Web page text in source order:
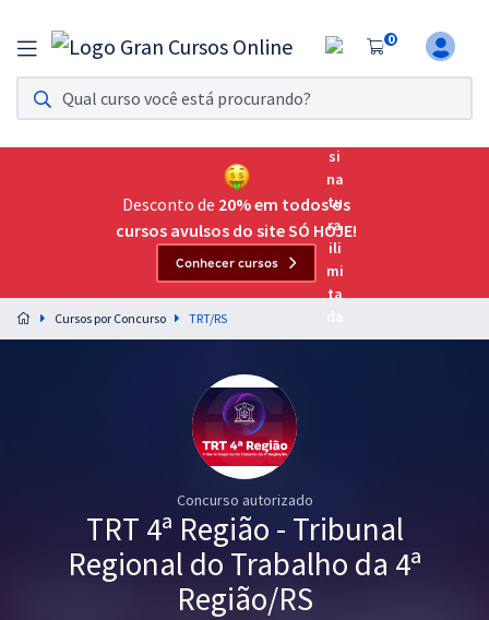
0
Assinatura Ilimitada 11
Acesso a todos os cursos. Teste grátis por 7 dias!
Assinatura OAB Até Passar
Acesso ilimitado a toda preparação para o Exame da
Preparação completa e intensiva para as principais
residências em saúde do Brasil
Graduação
Desconto de 20% em todos os
cursos avulsos do site SÓ HOJE!
Conhecer cursos
Cursos por Concurso TRT/RS
Concurso autorizado
TRT 4ª Região - Tribunal
Regional do Trabalho da 4ª
Região/RS